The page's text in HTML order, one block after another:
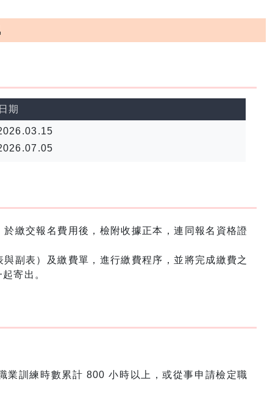
期
繳交報名費用後，檢附收據正本，連同報名資格證
副表）及繳費單，進行繳費程序，並將完成繳費之
寄出。
業訓練時數累計 800 小時以上，或從事申請檢定職